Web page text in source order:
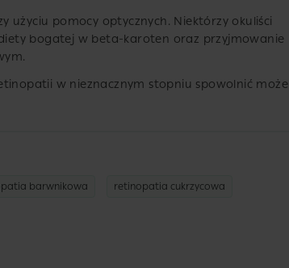
użyciu pomocy optycznych. Niektórzy okuliści
bogatej w beta-karoten oraz przyjmowanie
w nieznacznym stopniu spowolnić może
barwnikowa retinopatia cukrzycowa